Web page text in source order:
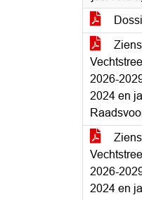
2026-
2024 en
2026-
2024 en